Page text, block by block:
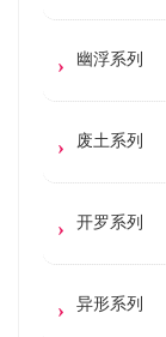
幽浮系列
废土系列
开罗系列
异形系列